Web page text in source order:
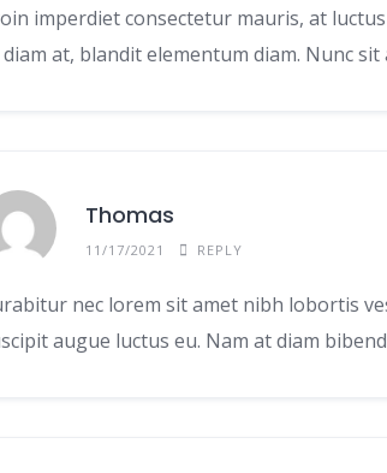
imperdiet consectetur mauris, at
diam at, blandit elementum diam. Nunc
Thomas
11/17/2021 REPLY
nec lorem sit amet nibh lobortis
augue luctus eu. Nam at diam